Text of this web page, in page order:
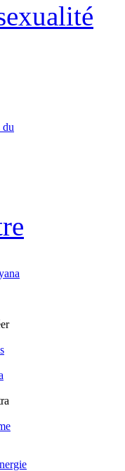
du